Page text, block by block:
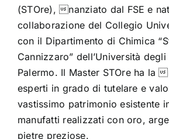
(STOre), nanziato dal FSE e
collaborazione del Collegio
con il Dipartimento di Chimica
Cannizzaro” dell’Università
Palermo. Il Master STOre ha la
esperti in grado di tutelare e
vastissimo patrimonio esistente
manufatti realizzati con oro,
pietre preziose.